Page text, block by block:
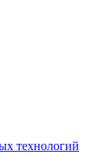
технологий